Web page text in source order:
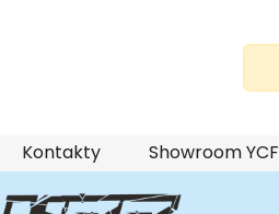
Přejít
na
obsah
Kontakty Showroom YCF